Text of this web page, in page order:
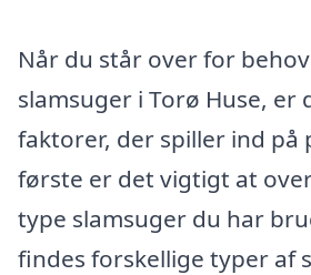
Når du står over for
slamsuger i Torø Huse, er
faktorer, der spiller ind på
første er det vigtigt at
type slamsuger du har
findes forskellige typer af